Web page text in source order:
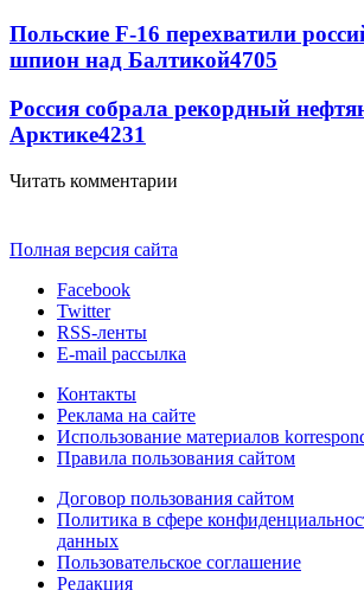
Польские F-16 перехватили
шпион над Балтикой4705
Россия собрала рекордный
Арктике4231
Читать комментарии
Полная версия сайта
Facebook
Twitter
RSS-ленты
E-mail рассылка
Контакты
Реклама на сайте
Использование материалов
Правила пользования сайтом
Договор пользования сайтом
Политика в сфере
данных
Пользовательское соглашение
Редакция